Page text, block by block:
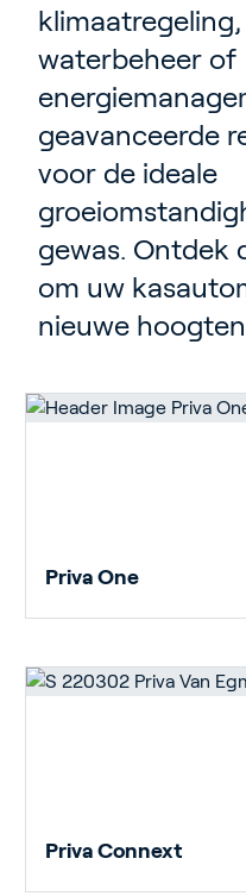
waterbeheer of
geavanceerde
voor de ideale
gewas. Ontdek
om uw
nieuwe
Priva One
Priva Connext